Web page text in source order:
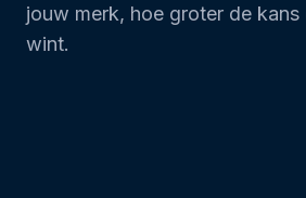
jouw merk, hoe groter de
wint.